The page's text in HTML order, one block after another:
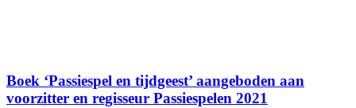
Boek ‘Passiespel en tijdgeest’ aangeboden aan
voorzitter en regisseur Passiespelen 2021